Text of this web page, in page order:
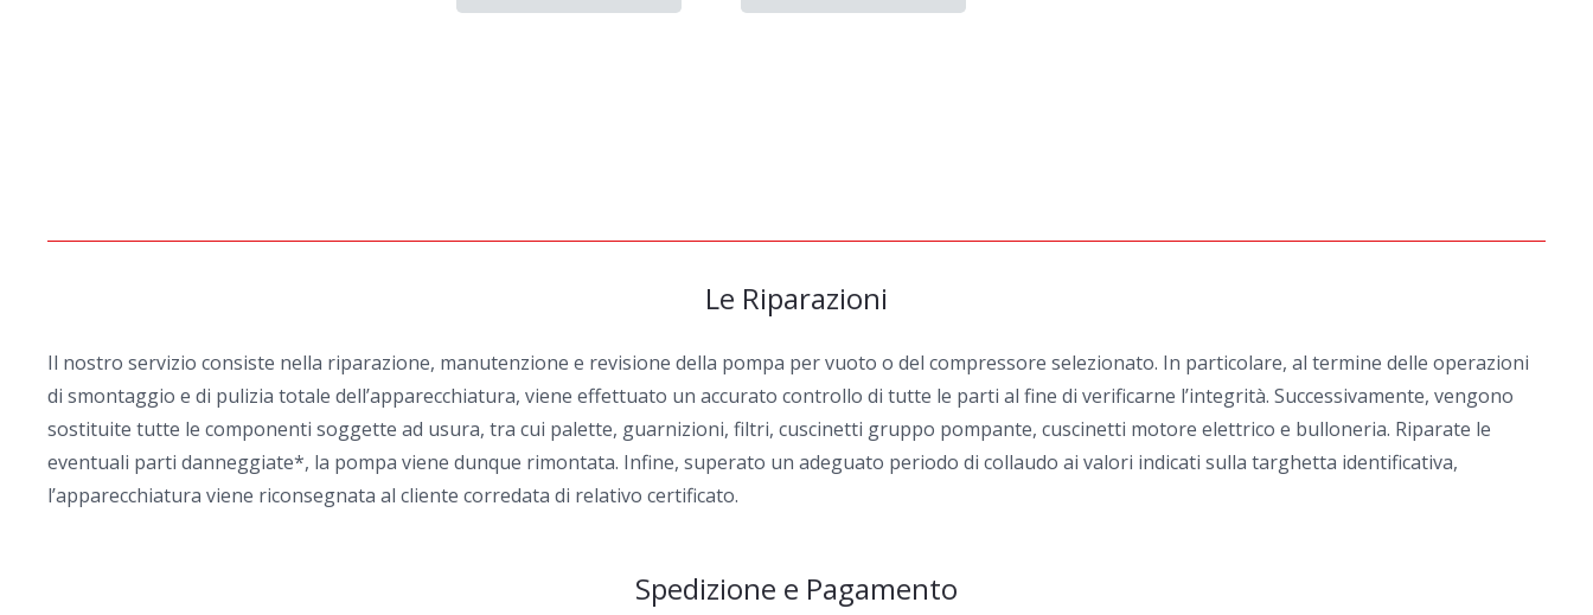
Le Riparazioni
Il nostro servizio consiste nella riparazione, manutenzione e revisione della pompa per vuoto o del compressore selezionato. In particolare, al termine delle operazioni
di smontaggio e di pulizia totale dell’apparecchiatura, viene effettuato un accurato controllo di tutte le parti al fine di verificarne l’integrità. Successivamente, vengono
sostituite tutte le componenti soggette ad usura, tra cui palette, guarnizioni, filtri, cuscinetti gruppo pompante, cuscinetti motore elettrico e bulloneria. Riparate le
eventuali parti danneggiate*, la pompa viene dunque rimontata. Infine, superato un adeguato periodo di collaudo ai valori indicati sulla targhetta identificativa,
l’apparecchiatura viene riconsegnata al cliente corredata di relativo certificato.
Spedizione e Pagamento